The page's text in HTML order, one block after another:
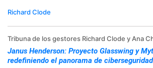
Richard Clode
Tribuna de los gestores Richard Clode y Ana
Janus Henderson: Proyecto Glasswing y
redefiniendo el panorama de ciberseguridad